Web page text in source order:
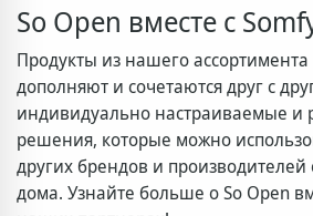
So Open вместе с
Продукты из нашего
дополняют и сочетаются друг с
индивидуально настраиваемые и
решения, которые можно
других брендов и
дома. Узнайте больше о So Open